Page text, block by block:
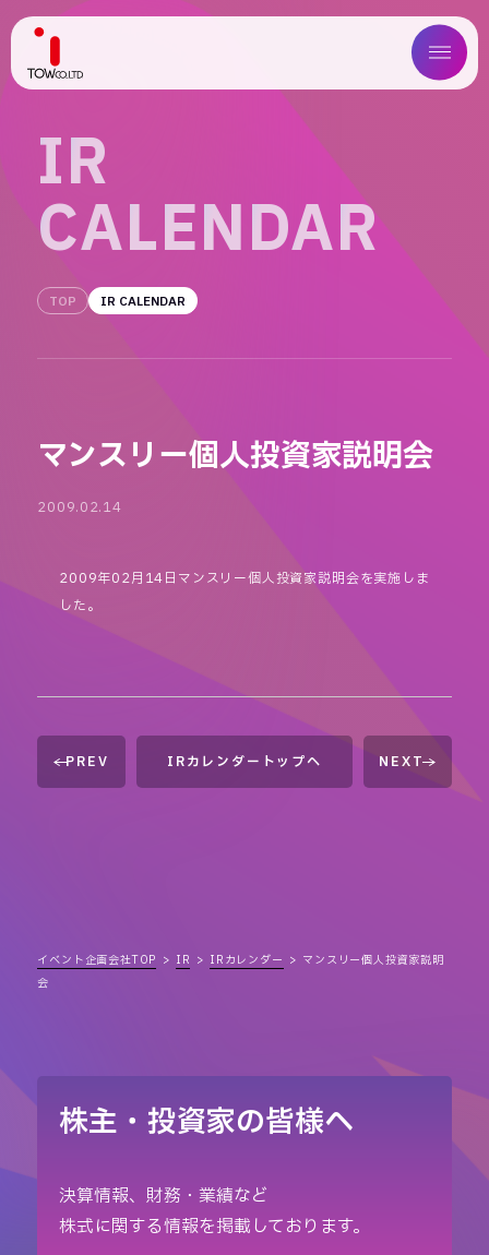
ABOUT US
WORKS
MAGAZINE
COMPANY
IR
IR
CALENDAR
TOP IR CALENDAR
マンスリー個人投資家説明会
2009.02.14
2009年02月14日マンスリー個人投資家説明会を実施しま
した。
PREV IRカレンダートップへ NEXT
イベント企画会社TOP IR IRカレンダー
マンスリー個人投資家説明
会
株主・投資家の皆様へ
決算情報、財務・業績など
株式に関する情報を掲載しております。